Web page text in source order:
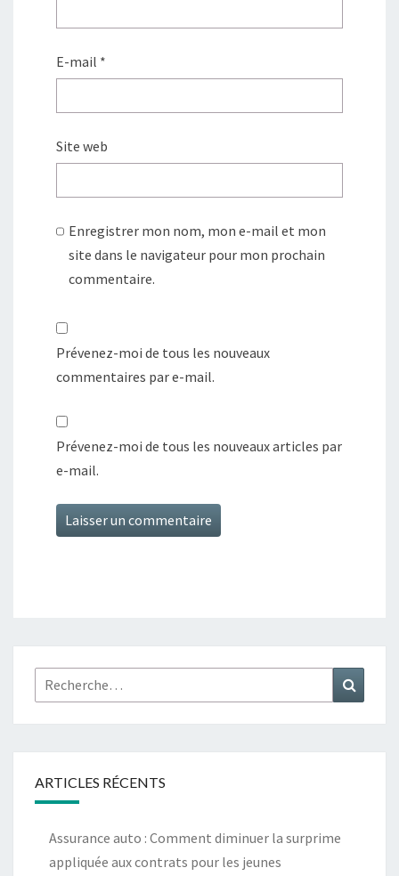
E-mail *
Site web
Enregistrer mon nom, mon e-mail et mon
site dans le navigateur pour mon prochain
commentaire.
Prévenez-moi de tous les nouveaux
commentaires par e-mail.
Prévenez-moi de tous les nouveaux articles par
e-mail.
Rechercher :
ARTICLES RÉCENTS
Assurance auto : Comment diminuer la surprime
appliquée aux contrats pour les jeunes